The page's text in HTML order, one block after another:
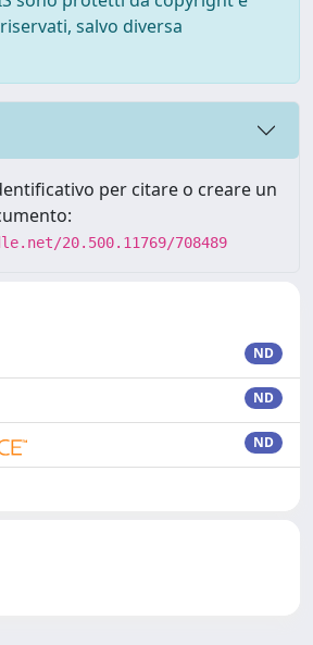
salvo diversa
per citare o creare un
20.500.11769/708489
ND
ND
ND